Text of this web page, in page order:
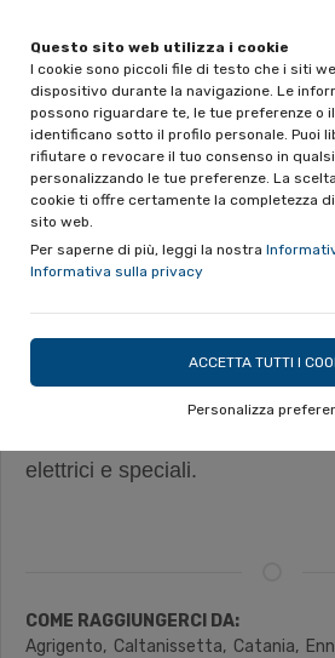
Questo sito web utilizza i cookie
I cookie sono piccoli file di testo che i siti
dispositivo durante la navigazione. Le
possono riguardare te, le tue preferenze o
identificano sotto il profilo personale. Puoi
rifiutare o revocare il tuo consenso in
personalizzando le tue preferenze. La
cookie ti offre certamente la completezza
sito web.
Per saperne di più, leggi la nostra
Informativa sulla privacy
ACCETTA TUTTI I
Personalizza
Home LA STORIA DELLE NOSTRE
CRYSTAL SEA HOTEL
D'AGRO (ME)
Progettazione definitiva,
elettrici e speciali.
COME RAGGIUNGERCI DA:
Agrigento, Caltanissetta, Catania,